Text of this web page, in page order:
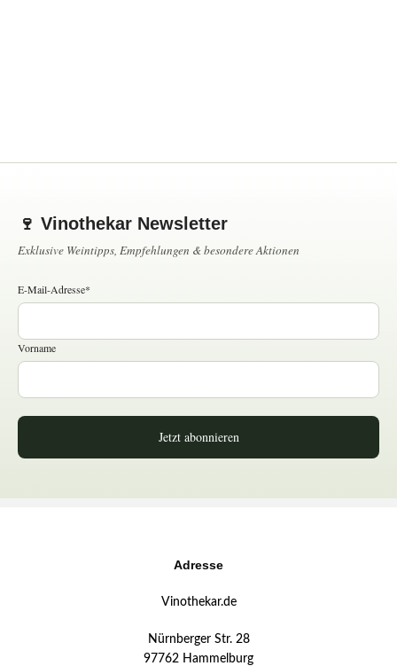
🍷 Vinothekar Newsletter
Exklusive Weintipps, Empfehlungen & besondere Aktionen
E-Mail-Adresse*
Vorname
Jetzt abonnieren
Adresse
Vinothekar.de
Nürnberger Str. 28
97762 Hammelburg